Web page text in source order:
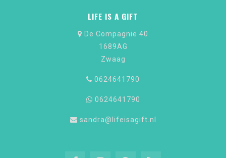
LIFE IS A GIFT
De Compagnie 40
1689AG
Zwaag
0624641790
0624641790
sandra@lifeisagift.nl